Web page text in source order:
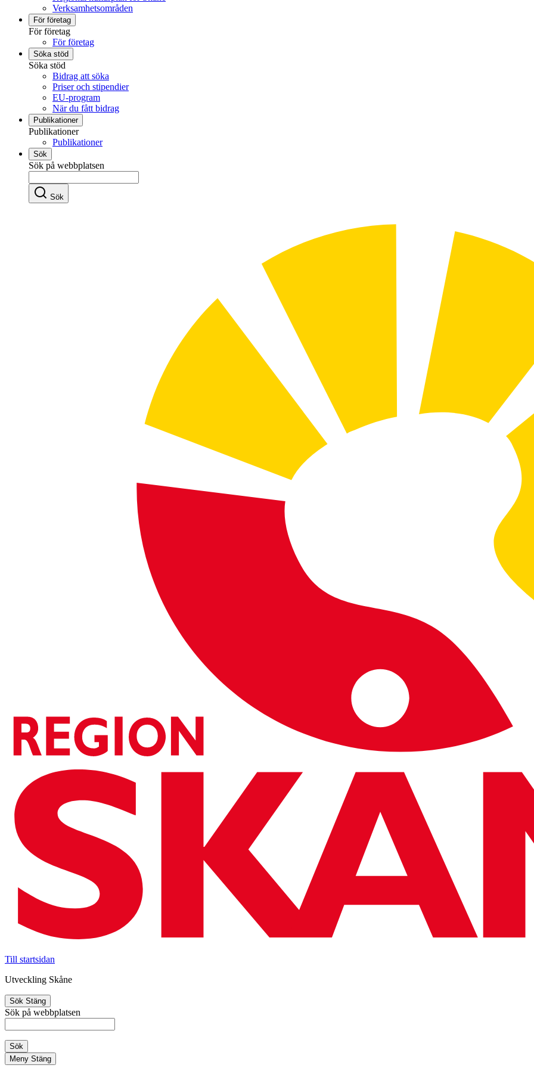
Verksamhetsområden
För företag
För företag
För företag
Söka stöd
Söka stöd
Bidrag att söka
Priser och stipendier
EU-program
När du fått bidrag
Publikationer
Publikationer
Publikationer
Sök
Sök på webbplatsen
Sök
Till startsidan
Utveckling Skåne
Sök Stäng
Sök på webbplatsen
Sök
Meny Stäng